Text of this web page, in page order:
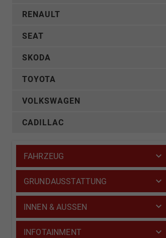
RENAULT
SEAT
SKODA
TOYOTA
VOLKSWAGEN
CADILLAC
FAHRZEUG
GRUNDAUSSTATTUNG
INNEN & AUSSEN
INFOTAINMENT